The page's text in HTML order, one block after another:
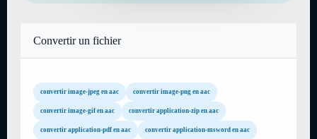
Convertir un fichier
convertir image-jpeg en aac convertir image-png en aac
convertir image-gif en aac convertir application-zip en aac
convertir application-pdf en aac convertir application-msword en aac